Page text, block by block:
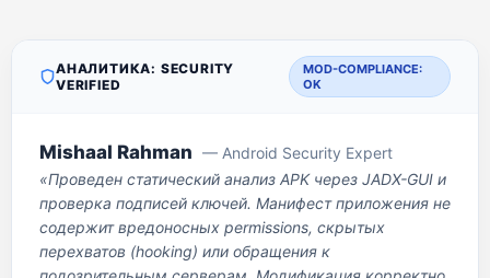
АНАЛИТИКА: SECURITY
VERIFIED
MOD-COMPLIANCE:
OK
Mishaal Rahman — Android Security Expert
«Проведен статический анализ APK через JADX-GUI и
проверка подписей ключей. Манифест приложения не
содержит вредоносных permissions, скрытых
перехватов (hooking) или обращения к